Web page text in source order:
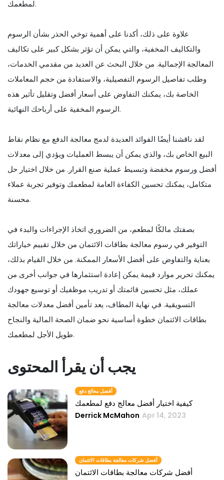
لمطعمك.
علاوة على ذلك، أكدنا على أهمية توخي الحذر بشأن الرسوم
والتكاليف المخفية، والتي يمكن أن تؤثر بشكل كبير على تكاليف
المعالجة الإجمالية. من خلال البحث عن العديد من مقدمي الخدمات،
وطلب تفاصيل الرسوم التفصيلية، والاستفادة من حجم المعاملات
الخاصة بك، يمكنك التفاوض على أسعار أفضل وتقليل تأثير هذه
الرسوم المخفية على أرباحك النهائية.
لقد ناقشنا أيضًا الفوائد العديدة لدمج معالجة الدفع مع نظام نقاط
البيع الخاص بك، والذي يمكن أن يبسط العمليات ويؤدي إلى معدلات
أفضل ورسوم مخفضة وتبسيط عملية صنع القرار. من خلال اختيار حل
متكامل، يمكنك تحسين الكفاءة العامة لمطعمك وتوفير تجربة عملاء
محسنة.
بصفتك مالكًا لمطعم، من الضروري اتخاذ الإجراءات والبدء في
التوفير في رسوم معالجة بطاقات الائتمان من خلال تقييم خياراتك
بعناية والتفاوض على أفضل الأسعار الممكنة. من خلال القيام بذلك،
يمكنك تحرير موارد قيمة يمكن إعادة استثمارها في جوانب أخرى من
عملك، مثل تحسين قائمتك أو تدريب موظفيك أو توسيع جهودك
التسويقية. في نهاية المطاف، يعد تأمين أفضل معدلات معالجة
بطاقات الائتمان خطوة أساسية نحو ضمان الصحة المالية والنجاح
طويل الأجل لمطعمك.
يجب أن يقرأ المحتوى
أفضل معالج دفع
كيفية اختيار أفضل معالج دفع لمطعمك
Derrick McMahon Apr 14, 2023
أفضل شركات معالجة بطاقات الائتمان
أفضل شركات معالجة بطاقات الائتمان